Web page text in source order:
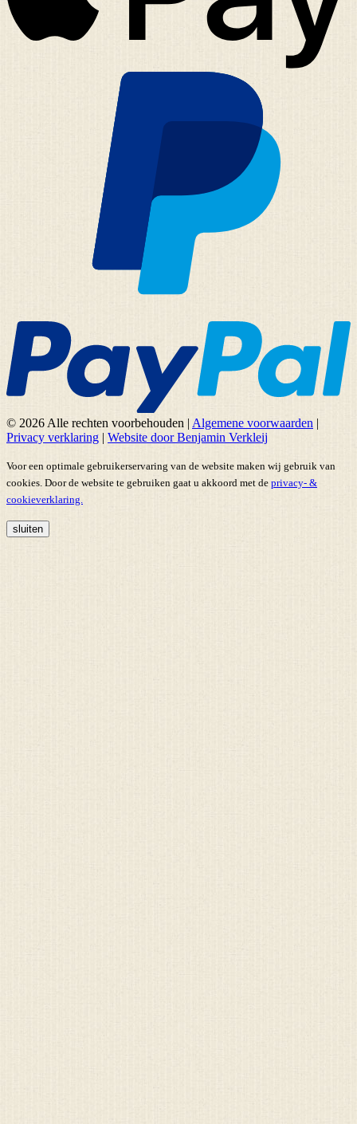
© 2026 Alle rechten voorbehouden | Algemene voorwaarden |
Privacy verklaring | Website door Benjamin Verkleij
Voor een optimale gebruikerservaring van de website maken wij gebruik van
cookies. Door de website te gebruiken gaat u akkoord met de privacy- &
cookieverklaring.
sluiten